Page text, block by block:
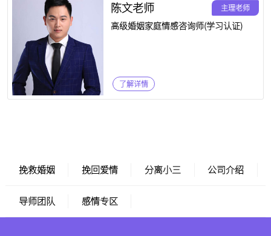
陈文老师 主理老师
高级婚姻家庭情感咨询师(学习认证)
了解详情
挽救婚姻 挽回爱情 分离小三 公司介绍
导师团队 感情专区